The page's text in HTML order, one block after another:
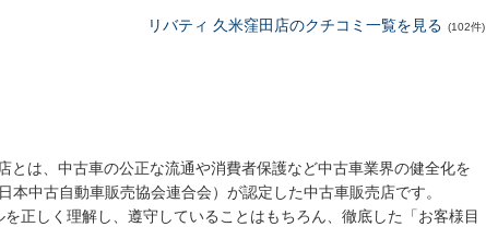
リバティ 久米窪田店のクチコミ一覧を見る (102件)
とは、中古車の公正な流通や消費者保護など中古車業界の健全化を
本中古自動車販売協会連合会）が認定した中古車販売店です。
正しく理解し、遵守していることはもちろん、徹底した「お客様目